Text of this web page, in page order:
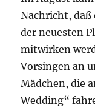
Nachricht, daß
der neuesten
mitwirken
Vorsingen an
Mädchen, die
Wedding“